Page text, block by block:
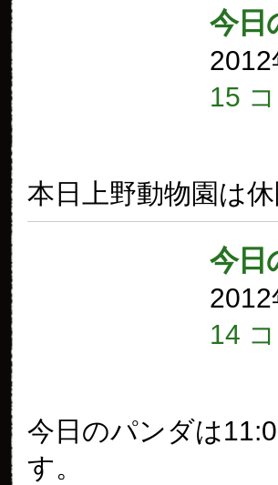
今日
15
本日上野動物園は
今日
14
今日のパンダは
す。